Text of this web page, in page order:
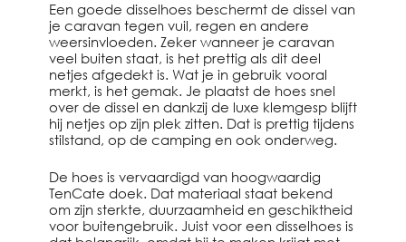
Een goede disselhoes beschermt de dissel van
je caravan tegen vuil, regen en andere
weersinvloeden. Zeker wanneer je caravan
veel buiten staat, is het prettig als dit deel
netjes afgedekt is. Wat je in gebruik vooral
merkt, is het gemak. Je plaatst de hoes snel
over de dissel en dankzij de luxe klemgesp blijft
hij netjes op zijn plek zitten. Dat is prettig tijdens
stilstand, op de camping en ook onderweg.
De hoes is vervaardigd van hoogwaardig
TenCate doek. Dat materiaal staat bekend
om zijn sterkte, duurzaamheid en geschiktheid
voor buitengebruik. Juist voor een disselhoes is